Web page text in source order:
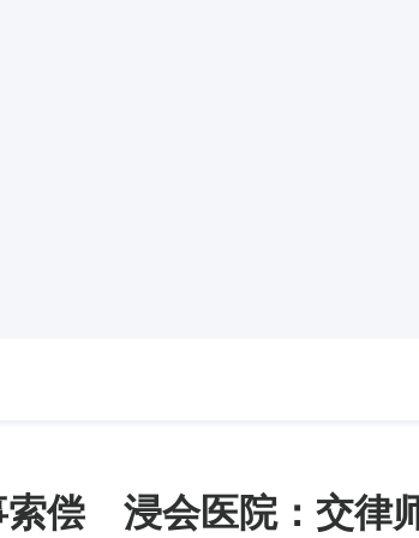
索偿 浸会医院：交律